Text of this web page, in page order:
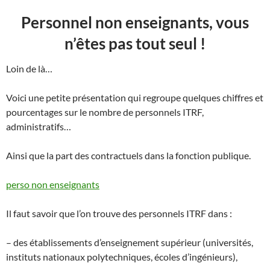
Personnel non enseignants, vous
n’êtes pas tout seul !
Loin de là…
Voici une petite présentation qui regroupe quelques chiffres et
pourcentages sur le nombre de personnels ITRF,
administratifs…
Ainsi que la part des contractuels dans la fonction publique.
perso non enseignants
Il faut savoir que l’on trouve des personnels ITRF dans :
– des établissements d’enseignement supérieur (universités,
instituts nationaux polytechniques, écoles d’ingénieurs),